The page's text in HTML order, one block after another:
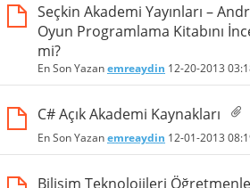
Seçkin Akademi Yayınları –
Oyun Programlama Kitabını
mi?
En Son Yazanemreaydin 12-20-2013
C# Açık Akademi Kaynakları
En Son Yazanemreaydin 12-01-2013
Bilişim Teknolojileri